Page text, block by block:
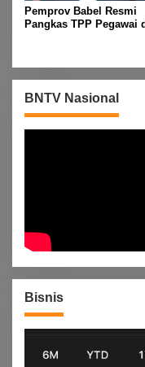
Pemprov Babel Resmi
Pangkas TPP Pegawai
BNTV Nasional
Bisnis